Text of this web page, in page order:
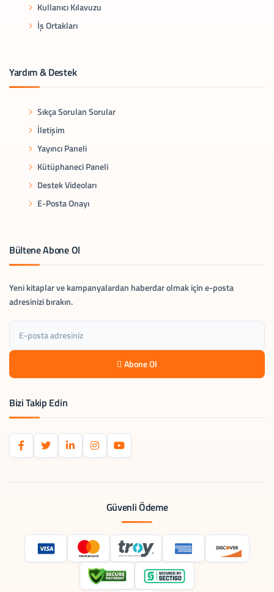
Kullanıcı Kılavuzu
İş Ortakları
Yardım & Destek
Sıkça Sorulan Sorular
İletişim
Yayıncı Paneli
Kütüphaneci Paneli
Destek Videoları
E-Posta Onayı
Bültene Abone Ol
Yeni kitaplar ve kampanyalardan haberdar olmak için e-posta
adresinizi bırakın.
Abone Ol
Bizi Takip Edin
Güvenli Ödeme